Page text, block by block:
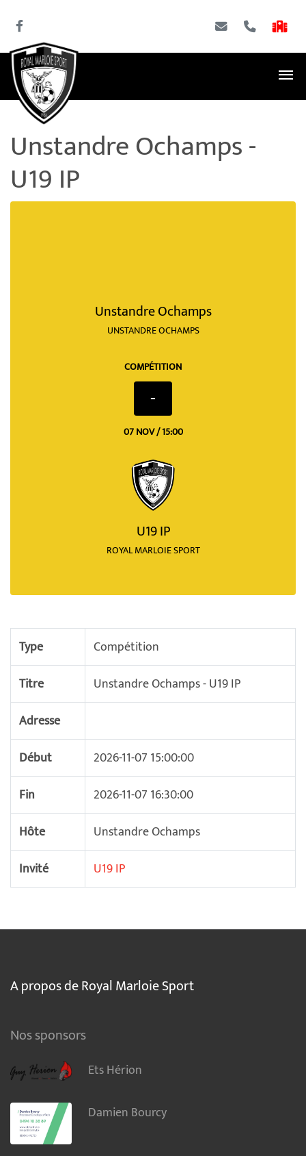
Unstandre Ochamps -
U19 IP
Unstandre Ochamps
UNSTANDRE OCHAMPS
COMPÉTITION
-
07 NOV / 15:00
U19 IP
ROYAL MARLOIE SPORT
Type
Compétition
Titre
Unstandre Ochamps - U19 IP
Adresse
Début
2026-11-07 15:00:00
Fin
2026-11-07 16:30:00
Hôte
Unstandre Ochamps
Invité
U19 IP
A propos de Royal Marloie Sport
Nos sponsors
Ets Hérion
Damien Bourcy